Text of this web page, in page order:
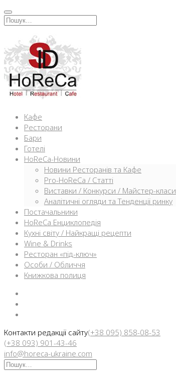
Перейти
кИскать:
Кафе
Ресторани
Бари
Готелі
HoReCa-Новини
Новини Ресторанів та Кафе
Pro-HoReCa / Статті
Виставки / Конкурси / Майстер-класи
Аналітичні огляди та Тенденції ринку
Постачальники
HoReCa Енциклопедія
Кухні світу / Найкращі рецепти
Wine & Drinks
Ресторан «під-ключ»
Особи / Обличчя
Книжкова полиця
Контакти редакції сайту(+38 095) 858-08-53
(+38 093) 901-43-46
info@horeca-ukraine.com
Искать: